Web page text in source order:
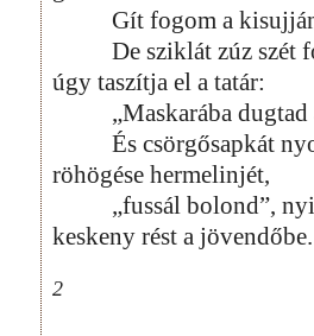
Gít fogom a
De sziklát zúz szét
úgy taszítja el a tatár:
„Maskarába
És csörgősapkát
röhögése hermelinjét,
„fussál bolond”,
keskeny rést a jövendőbe.
2